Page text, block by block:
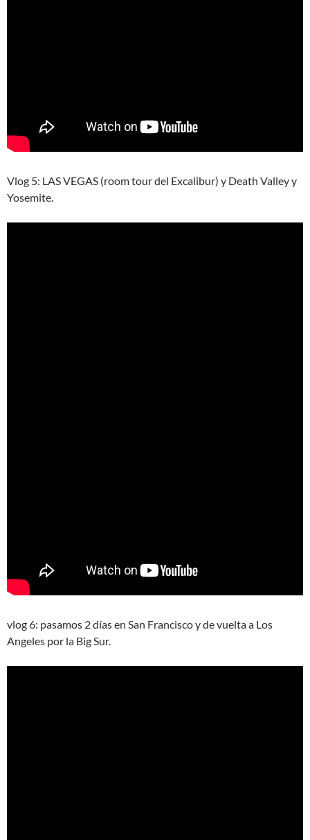
Vlog 5: LAS VEGAS (room tour del Excalibur) y Death Valley y
Yosemite.
vlog 6: pasamos 2 días en San Francisco y de vuelta a Los
Angeles por la Big Sur.